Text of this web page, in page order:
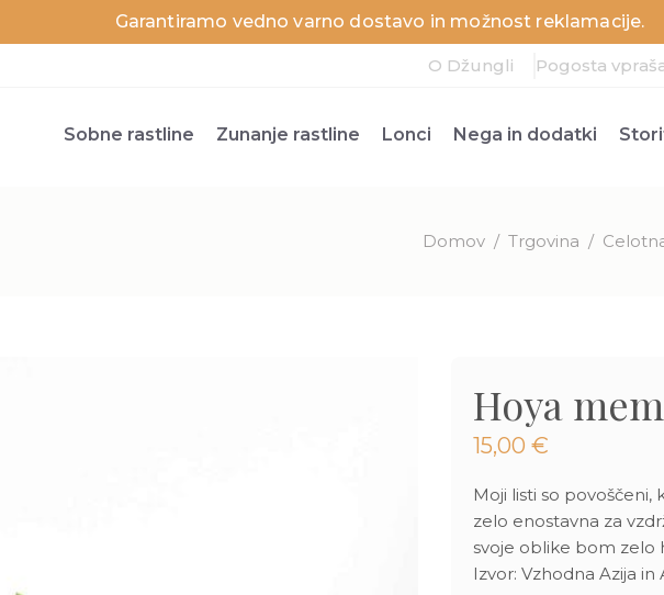
Garantiramo vedno varno dostavo in možnost reklamacije.
O Džungli Pogosta
Sobne rastline Zunanje rastline Lonci Nega in dodatki
Domov / Trgovina /
Hoya
15,00 €
Moji listi so
zelo enostavna za
svoje oblike bom zelo
Izvor: Vzhodna Azija in